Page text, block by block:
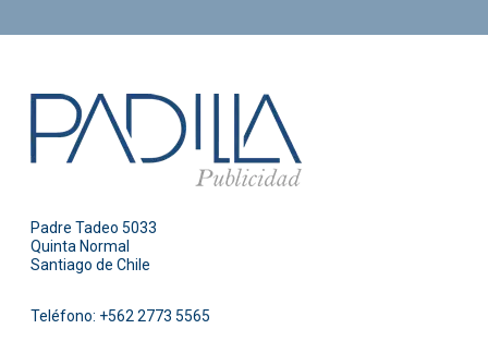
Padre Tadeo 5033
Quinta Normal
Santiago de Chile
Teléfono: +562 2773 5565